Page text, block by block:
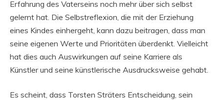
Erfahrung des Vaterseins noch mehr über sich selbst
gelernt hat. Die Selbstreflexion, die mit der Erziehung
eines Kindes einhergeht, kann dazu beitragen, dass man
seine eigenen Werte und Prioritäten überdenkt. Vielleicht
hat dies auch Auswirkungen auf seine Karriere als
Künstler und seine künstlerische Ausdrucksweise gehabt.
Es scheint, dass Torsten Sträters Entscheidung, sein